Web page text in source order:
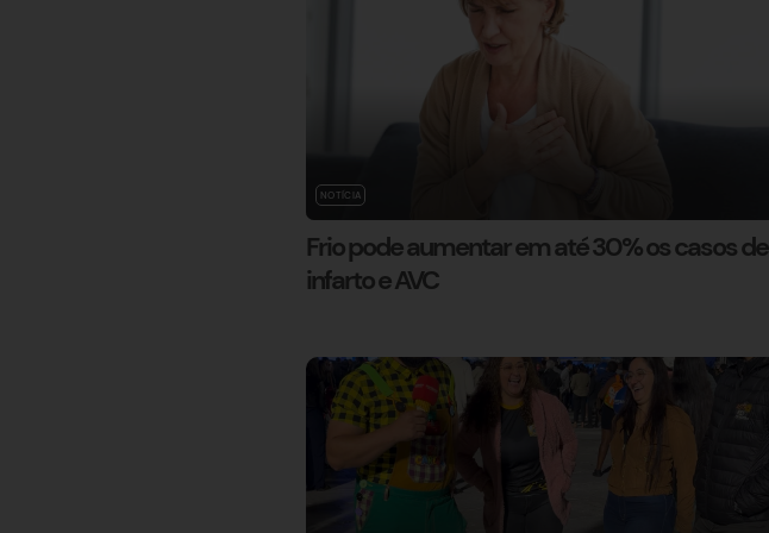
NOTÍCIA
Frio pode aumentar em até 30% os casos de
infarto e AVC